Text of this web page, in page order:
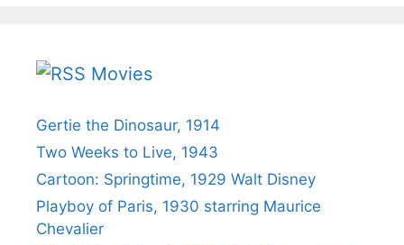
Movies
Gertie the Dinosaur, 1914
Two Weeks to Live, 1943
Cartoon: Springtime, 1929 Walt Disney
Playboy of Paris, 1930 starring Maurice
Chevalier